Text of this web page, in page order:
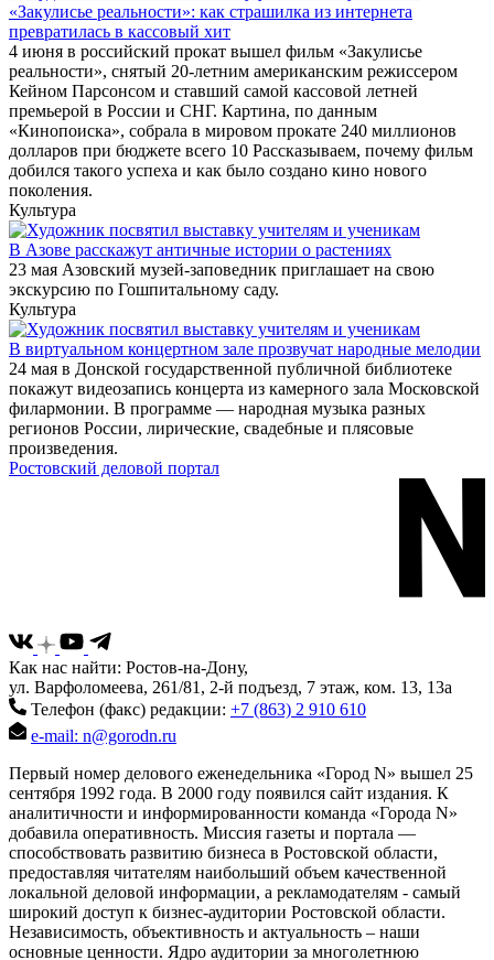
«Закулисье реальности»: как страшилка из интернета
превратилась в кассовый хит
4 июня в российский прокат вышел фильм «Закулисье
реальности», снятый 20-летним американским режиссером
Кейном Парсонсом и ставший самой кассовой летней
премьерой в России и СНГ. Картина, по данным
«Кинопоиска», собрала в мировом прокате 240 миллионов
долларов при бюджете всего 10 Рассказываем, почему фильм
добился такого успеха и как было создано кино нового
поколения.
Культура
В Азове расскажут античные истории о растениях
23 мая Азовский музей-заповедник приглашает на свою
экскурсию по Гошпитальному саду.
Культура
В виртуальном концертном зале прозвучат народные мелодии
24 мая в Донской государственной публичной библиотеке
покажут видеозапись концерта из камерного зала Московской
филармонии. В программе — народная музыка разных
регионов России, лирические, свадебные и плясовые
произведения.
Ростовский деловой портал
Как нас найти: Ростов-на-Дону,
ул. Варфоломеева, 261/81, 2-й подъезд, 7 этаж, ком. 13, 13а
Телефон (факс) редакции: +7 (863) 2 910 610
e-mail: n@gorodn.ru
Первый номер делового еженедельника «Город N» вышел 25
сентября 1992 года. В 2000 году появился сайт издания. К
аналитичности и информированности команда «Города N»
добавила оперативность. Миссия газеты и портала —
способствовать развитию бизнеса в Ростовской области,
предоставляя читателям наибольший объем качественной
локальной деловой информации, а рекламодателям - самый
широкий доступ к бизнес-аудитории Ростовской области.
Независимость, объективность и актуальность – наши
основные ценности. Ядро аудитории за многолетнюю